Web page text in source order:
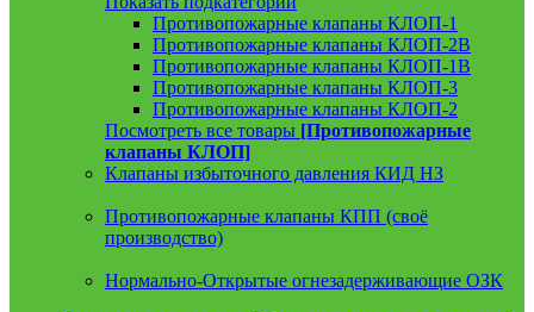
Противопожарные клапаны КЛОП-1
Противопожарные клапаны КЛОП-2В
Противопожарные клапаны КЛОП-1В
Противопожарные клапаны КЛОП-3
Противопожарные клапаны КЛОП-2
Посмотреть все товары [Противопожарные
клапаны КЛОП]
Клапаны избыточного давления КИД НЗ
Противопожарные клапаны КПП (своё
производство)
Нормально-Открытые огнезадерживающие ОЗК